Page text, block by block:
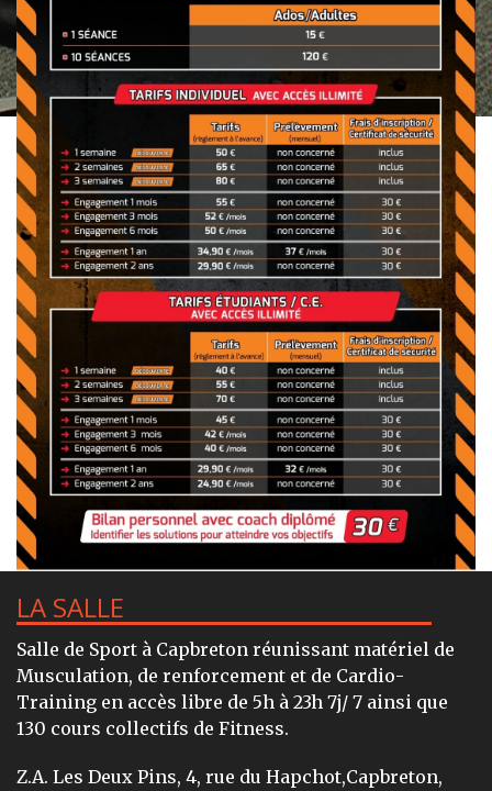
LA SALLE
Salle de Sport à Capbreton réunissant matériel de
Musculation, de renforcement et de Cardio-
Training en accès libre de 5h à 23h 7j/ 7 ainsi que
130 cours collectifs de Fitness.
Z.A. Les Deux Pins, 4, rue du Hapchot,Capbreton,